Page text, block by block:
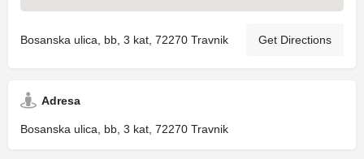
Bosanska ulica, bb, 3 kat, 72270 Travnik Get Directions
Adresa
Bosanska ulica, bb, 3 kat, 72270 Travnik